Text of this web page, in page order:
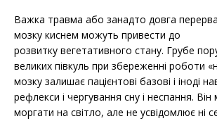
Важка травма або занадто довга
мозку киснем можуть привести до
розвитку вегетативного стану. Грубе
великих півкуль при збереженні роботи
мозку залишає пацієнтові базові і іноді
рефлекси і чергування сну і неспання. Він
моргати на світло, але не усвідомлює ні